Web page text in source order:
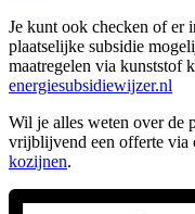
Je kunt ook checken of er
plaatselijke subsidie
maatregelen via kunststof
energiesubsidiewijzer.nl
Wil je alles weten over de
vrijblijvend een offerte via
kozijnen.